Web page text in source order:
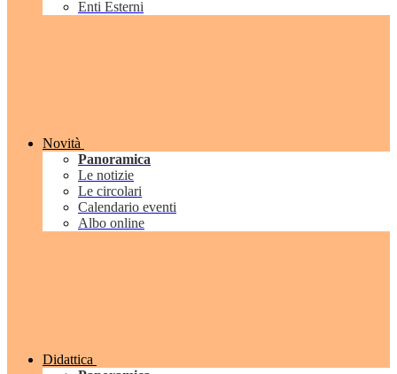
Enti Esterni
Novità
Panoramica
Le notizie
Le circolari
Calendario eventi
Albo online
Didattica